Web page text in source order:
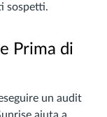
sospetti.
Prima di
un audit